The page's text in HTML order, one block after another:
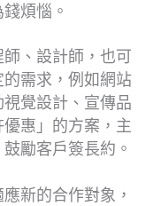
煩惱。
、設計師，也可
需求，例如網站
覺設計、宣傳品
惠」的方案，主
勵客戶簽長約。
新的合作對象，